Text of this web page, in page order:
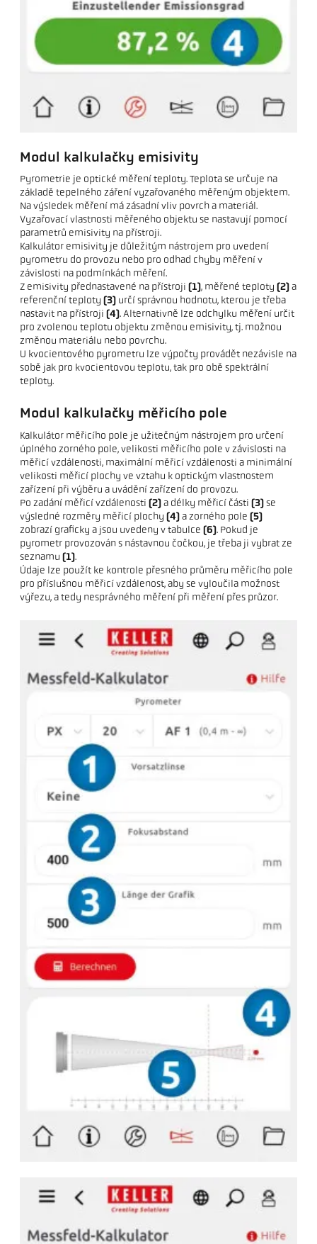
Modul kalkulačky emisivity
Pyrometrie je optické měření teploty. Teplota se určuje na
základě tepelného záření vyzařovaného měřeným objektem.
Na výsledek měření má zásadní vliv povrch a materiál.
Vyzařovací vlastnosti měřeného objektu se nastavují pomocí
parametrů emisivity na přístroji.
Kalkulátor emisivity je důležitým nástrojem pro uvedení
pyrometru do provozu nebo pro odhad chyby měření v
závislosti na podmínkách měření.
Z emisivity přednastavené na přístroji(1), měřené teploty(2) a
referenční teploty(3) určí správnou hodnotu, kterou je třeba
nastavit na přístroji(4). Alternativně lze odchylku měření určit
pro zvolenou teplotu objektu změnou emisivity, tj. možnou
změnou materiálu nebo povrchu.
U kvocientového pyrometru lze výpočty provádět nezávisle na
sobě jak pro kvocientovou teplotu, tak pro obě spektrální
teploty.
Modul kalkulačky měřicího pole
Kalkulátor měřicího pole je užitečným nástrojem pro určení
úplného zorného pole, velikosti měřicího pole v závislosti na
měřicí vzdálenosti, maximální měřicí vzdálenosti a minimální
velikosti měřicí plochy ve vztahu k optickým vlastnostem
zařízení při výběru a uvádění zařízení do provozu.
Po zadání měřicí vzdálenosti(2) a délky měřicí části(3) se
výsledné rozměry měřicí plochy(4) a zorného pole(5)
zobrazí graficky a jsou uvedeny v tabulce(6). Pokud je
pyrometr provozován s nástavnou čočkou, je třeba ji vybrat ze
seznamu(1).
Údaje lze použít ke kontrole přesného průměru měřicího pole
pro příslušnou měřicí vzdálenost, aby se vyloučila možnost
výřezu, a tedy nesprávného měření při měření přes průzor.